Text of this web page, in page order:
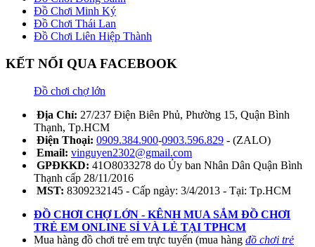
Đồ Chơi Minh Ký
Đồ Chơi Thái Lan
Đồ Chơi Liên Hiệp Thành
KẾT NỐI QUA FACEBOOK
Đồ chơi chợ lớn
Địa Chỉ: 27/237 Điện Biên Phủ, Phường 15, Quận Bình
Thạnh, Tp.HCM
Điện Thoại: 0909.384.900-0903.596.829 - (ZALO)
Email: vinguyen2302@gmail.com
GPĐKKD: 41O8033278 do Ủy ban Nhân Dân Quận Bình
Thạnh cấp 28/11/2016
MST: 8309232145 - Cấp ngày: 3/4/2013 - Tại: Tp.HCM
ĐỒ CHƠI CHỢ LỚN - KÊNH MUA SẮM ĐỒ CHƠI
TRẺ EM ONLINE SỈ VÀ LẺ TẠI TPHCM
Mua hàng đồ chơi trẻ em trực tuyến (mua hàng đồ chơi trẻ